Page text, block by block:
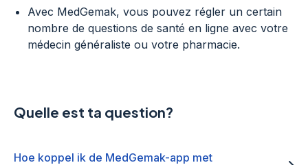
Avec MedGemak, vous pouvez régler un certain
nombre de questions de santé en ligne avec votre
médecin généraliste ou votre pharmacie.
Quelle est ta question?
Hoe koppel ik de MedGemak-app met